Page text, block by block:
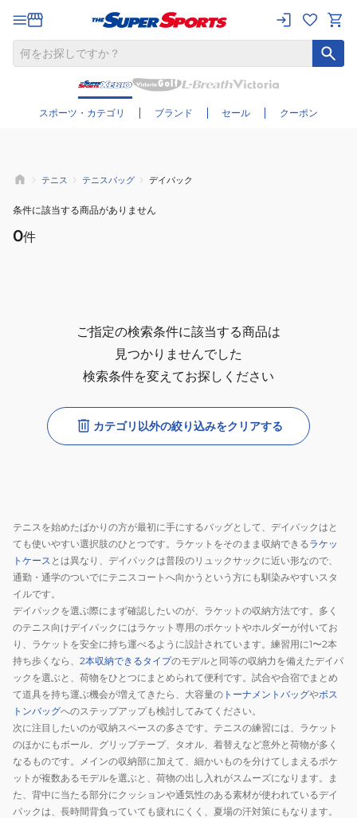
スポーツ・カテゴリ ブランド セール クーポン
さらに絞り込む
テニス テニスバッグ デイパック
条件に該当する商品がありません
0件
ご指定の検索条件に該当する商品は
見つかりませんでした
検索条件を変えてお探しください
カテゴリ以外の絞り込みをクリアする
テニスを始めたばかりの方が最初に手にするバッグとして、デイパックはと
ても使いやすい選択肢のひとつです。ラケットをそのまま収納できるラケッ
トケース とは異なり、デイパックは普段のリュックサックに近い形なので、
通勤・通学のついでにテニスコートへ向かうという方にも馴染みやすいスタ
イルです。
デイパックを選ぶ際にまず確認したいのが、ラケットの収納方法です。多く
のテニス向けデイパックにはラケット専用のポケットやホルダーが付いてお
り、ラケットを安全に持ち運べるように設計されています。練習用に1〜2本
持ち歩くなら、 2本収納できるタイプのモデルと同等の収納力を備えたデイパ
ックを選ぶと、荷物をひとつにまとめられて便利です。試合や合宿でまとめ
て道具を持ち運ぶ機会が増えてきたら、大容量の トーナメントバッグやボス
トンバッグへのステップアップも検討してみてください。
次に注目したいのが収納スペースの多さです。テニスの練習には、ラケット
のほかにもボール、グリップテープ、タオル、着替えなど意外と荷物が多く
なるものです。メインの収納部に加えて、細かいものを分けてしまえるポケ
ットが複数あるモデルを選ぶと、荷物の出し入れがスムーズになります。ま
た、背中に当たる部分にクッションや通気性のある素材が使われているデイ
パックは、長時間背負っていても疲れにくく、夏場の汗対策にもなります。